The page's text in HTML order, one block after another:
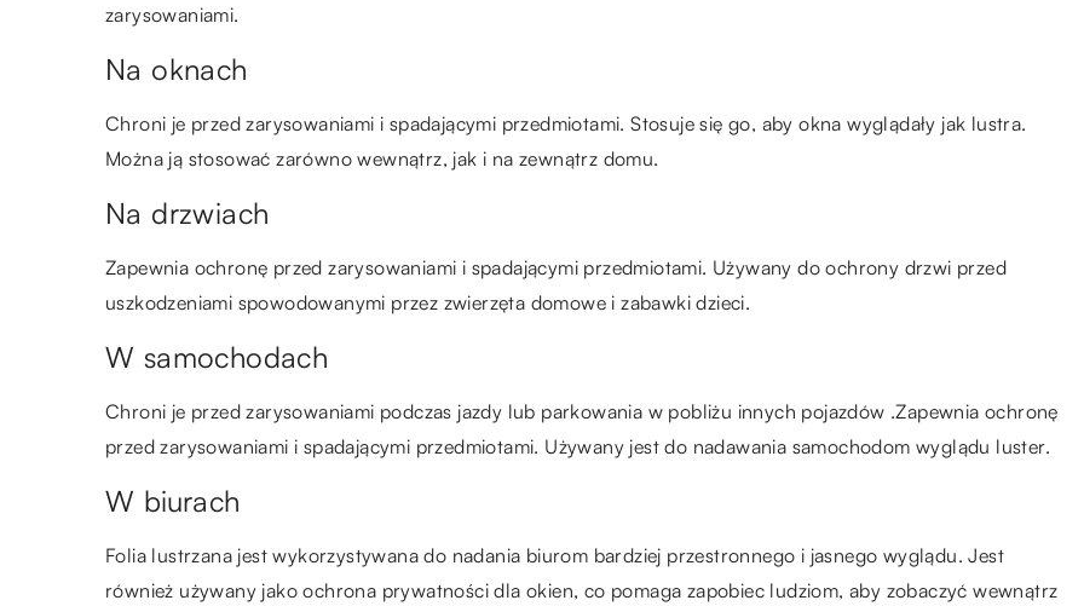
zarysowaniami.
Na oknach
Chroni je przed zarysowaniami i spadającymi przedmiotami. Stosuje się go, aby okna wyglądały jak lustra.
Można ją stosować zarówno wewnątrz, jak i na zewnątrz domu.
Na drzwiach
Zapewnia ochronę przed zarysowaniami i spadającymi przedmiotami. Używany do ochrony drzwi przed
uszkodzeniami spowodowanymi przez zwierzęta domowe i zabawki dzieci.
W samochodach
Chroni je przed zarysowaniami podczas jazdy lub parkowania w pobliżu innych pojazdów .Zapewnia ochronę
przed zarysowaniami i spadającymi przedmiotami. Używany jest do nadawania samochodom wyglądu luster.
W biurach
Folia lustrzana jest wykorzystywana do nadania biurom bardziej przestronnego i jasnego wyglądu. Jest
również używany jako ochrona prywatności dla okien, co pomaga zapobiec ludziom, aby zobaczyć wewnątrz